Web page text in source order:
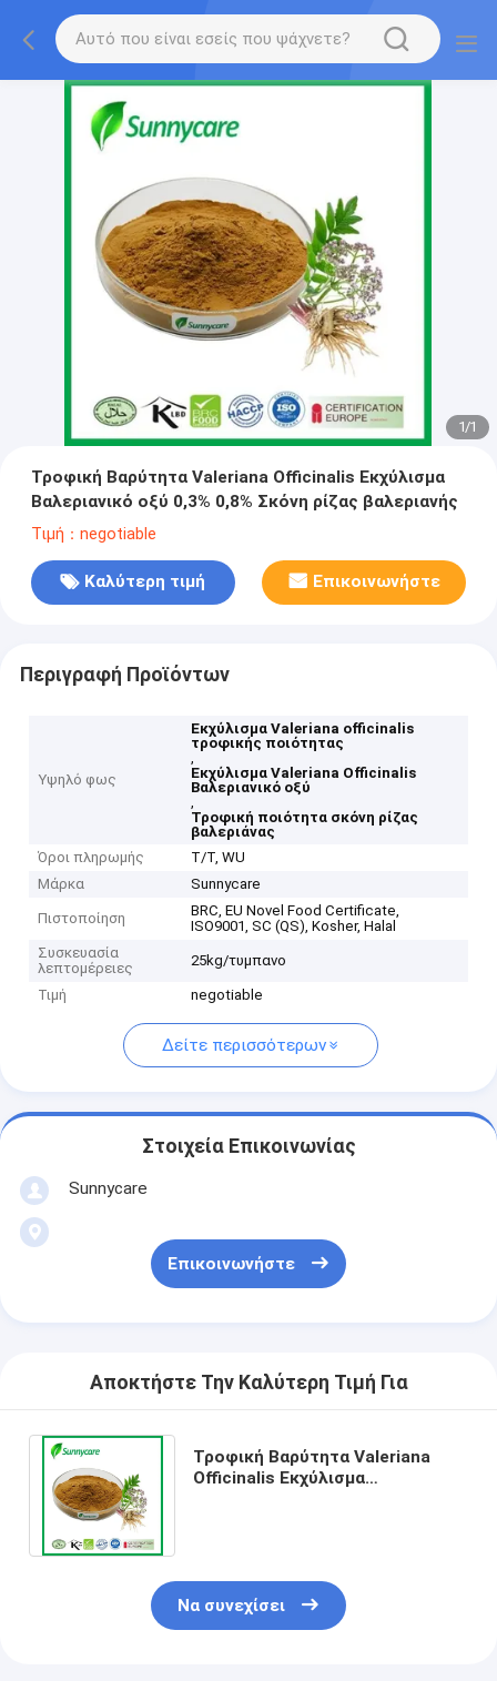
1/1
Τροφική Βαρύτητα Valeriana Officinalis Εκχύλισμα
Βαλεριανικό οξύ 0,3% 0,8% Σκόνη ρίζας βαλεριανής
Τιμή：negotiable
Καλύτερη τιμή Επικοινωνήστε
Περιγραφή Προϊόντων
Υψηλό φως
Εκχύλισμα Valeriana officinalis
τροφικής ποιότητας
,
Εκχύλισμα Valeriana Officinalis
Βαλεριανικό οξύ
,
Τροφική ποιότητα σκόνη ρίζας
βαλεριάνας
Όροι πληρωμής
Τ/Τ, WU
Μάρκα
Sunnycare
Πιστοποίηση
BRC, EU Novel Food Certificate,
ISO9001, SC (QS), Kosher, Halal
Συσκευασία
λεπτομέρειες
25kg/τυμπανο
Τιμή negotiable
Δείτε περισσότερων
Στοιχεία Επικοινωνίας
Sunnycare
Επικοινωνήστε
Αποκτήστε Την Καλύτερη Τιμή Για
Τροφική Βαρύτητα Valeriana
Officinalis Εκχύλισμα
Να συνεχίσει